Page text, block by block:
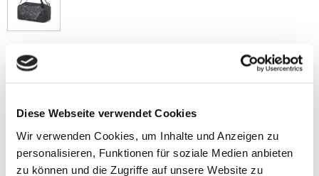
Diese Webseite verwendet Cookies
Wir verwenden Cookies, um Inhalte und Anzeigen zu
personalisieren, Funktionen für soziale Medien anbieten
zu können und die Zugriffe auf unsere Website zu
Volumen
25.0 L L
22 x 23 x 46 cm
Material
100 % Polyester, recycelt